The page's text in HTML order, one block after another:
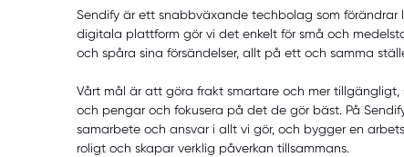
Sendify är ett snabbväxande techbolag som förändrar
digitala plattform gör vi det enkelt för små och
och spåra sina försändelser, allt på ett och samma
Vårt mål är att göra frakt smartare och mer
och pengar och fokusera på det de gör bäst. På
samarbete och ansvar i allt vi gör, och bygger en
roligt och skapar verklig påverkan tillsammans.